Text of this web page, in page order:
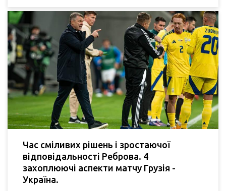
Час сміливих рішень і зростаючої
відповідальності Реброва. 4
захоплюючі аспекти матчу Грузія -
Україна.